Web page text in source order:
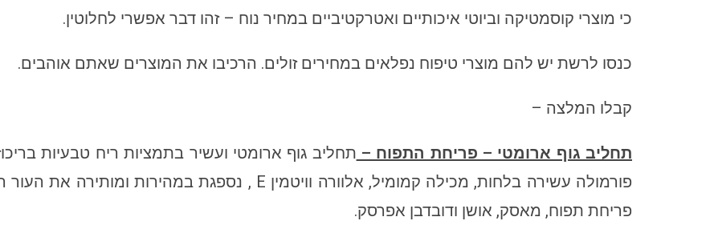
כי מוצרי קוסמטיקה וביוטי איכותיים ואטרקטיביים במחיר נוח – זהו דבר אפשרי לחלוטין.
כנסו לרשת יש להם מוצרי טיפוח נפלאים במחירים זולים. הרכיבו את המוצרים שאתם אוהבים.
קבלו המלצה –
תחליב גוף ארומטי – פריחת התפוח – תחליב גוף ארומטי ועשיר בתמציות ריח טבעיות
פריחת תפוח, מאסק, אושן ודובדבן אפרסק.